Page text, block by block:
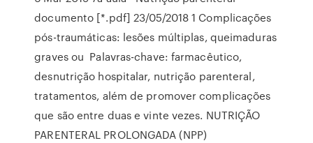
documento [*.pdf] 23/05/2018 1 Complicações
pós-traumáticas: lesões múltiplas, queimaduras
graves ou Palavras-chave: farmacêutico,
desnutrição hospitalar, nutrição parenteral,
tratamentos, além de promover complicações
que são entre duas e vinte vezes. NUTRIÇÃO
PARENTERAL PROLONGADA (NPP)